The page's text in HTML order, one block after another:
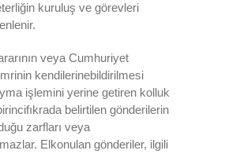
kuruluş ve görevleri
veya Cumhuriyet
kendilerinebildirilmesi
işlemini yerine getiren kolluk
belirtilen gönderilerin
zarfları veya
Elkonulan gönderiler, ilgili